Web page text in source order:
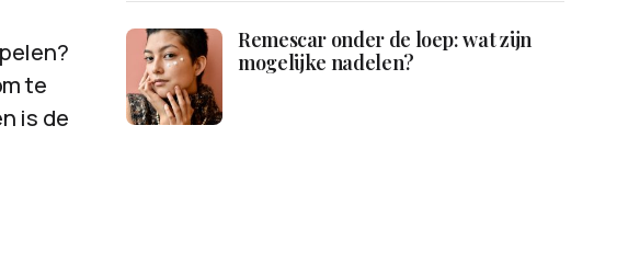
te
is de
Remescar onder de loep: wat zijn
mogelijke nadelen?